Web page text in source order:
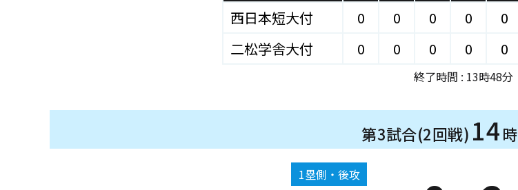
西日本短大付
0 0 0 0 0
二松学舎大付
0 0 0 0 0
終了時間 : 13時48分
第3試合(2回戦) 14時
1塁側・後攻